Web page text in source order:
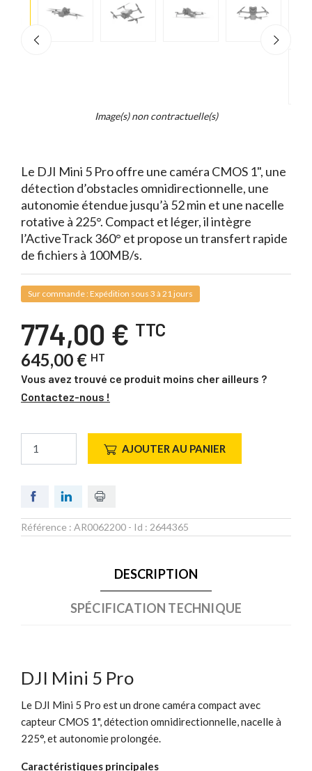
Image(s) non contractuelle(s)
Le DJI Mini 5 Pro offre une caméra CMOS 1", une
détection d’obstacles omnidirectionnelle, une
autonomie étendue jusqu’à 52 min et une nacelle
rotative à 225°. Compact et léger, il intègre
l’ActiveTrack 360° et propose un transfert rapide
de fichiers à 100MB/s.
Sur commande : Expédition sous 3 à 21 jours
774,00 € TTC
645,00 € HT
Vous avez trouvé ce produit moins cher ailleurs ?
Contactez-nous !
AJOUTER AU PANIER
Référence : AR0062200 - Id : 2644365
DESCRIPTION
SPÉCIFICATION TECHNIQUE
DJI Mini 5 Pro
Le DJI Mini 5 Pro est un drone caméra compact avec
capteur CMOS 1", détection omnidirectionnelle, nacelle à
225°, et autonomie prolongée.
Caractéristiques principales